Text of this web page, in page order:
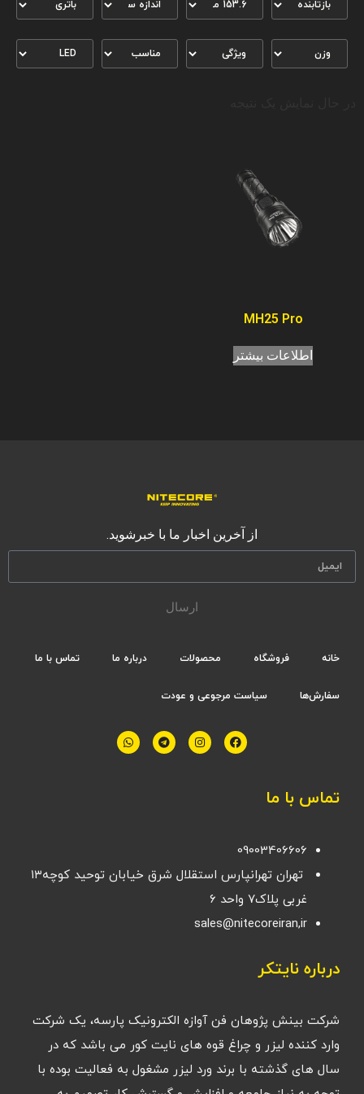
MH25 Pro
اطلاعات بیشتر
از آخرین اخبار ما با خبرشوید.
ارسال
خانه فروشگاه محصولات درباره ما تماس با ما
سفارش‌ها سیاست مرجوعی و عودت
تماس با ما
09003406606
تهران تهرانپارس استقلال شرق خیابان توحید کوچه۱۳
غربی پلاک۷ واحد ۶
sales@nitecoreiran,ir
درباره نایتکر
شرکت بینش پژوهان فن آوازه الکترونیک پارسه، یک شرکت
وارد کننده لیزر و چراغ قوه های نایت کور می باشد که در
سال های گذشته با برند ورد لیزر مشغول به فعالیت بوده با